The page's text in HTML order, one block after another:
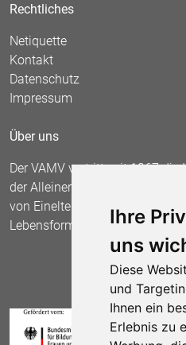
Ihre
uns
Diese
und
Ihnen ein
Erlebnis zu
Rechtliches
Netiquette
Kontakt
Datenschutz
Impressum
Über uns
Der VAMV vertritt seit 1967 die
der Alleinerziehenden und
von Einelternfamilien als
Lebensform.